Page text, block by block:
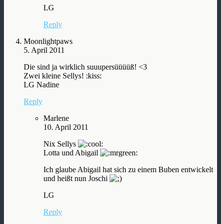
LG
Reply
Moonlightpaws
5. April 2011
Die sind ja wirklich suuupersüüüüß! <3
Zwei kleine Sellys! :kiss:
LG Nadine
Reply
Marlene
10. April 2011
Nix Sellys
Lotta und Abigail
Ich glaube Abigail hat sich zu einem Buben entwickelt
und heißt nun Joschi
LG
Reply